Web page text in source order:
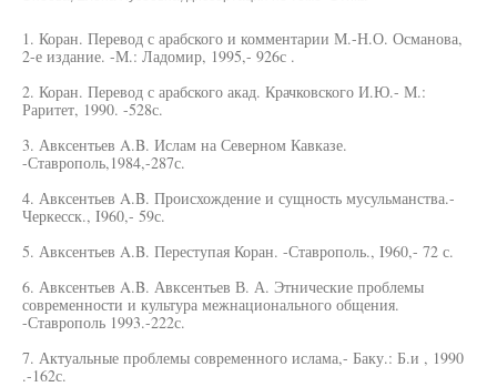
1. Коран. Перевод с арабского и комментарии М.-Н.О. Османова,
2-е издание. -М.: Ладомир, 1995,- 926с .
2. Коран. Перевод с арабского акад. Крачковского И.Ю.- М.:
Раритет, 1990. -528с.
3. Авксентьев A.B. Ислам на Северном Кавказе.
-Ставрополь,1984,-287с.
4. Авксентьев A.B. Происхождение и сущность мусульманства.-
Черкесск., I960,- 59с.
5. Авксентьев A.B. Переступая Коран. -Ставрополь., I960,- 72 с.
6. Авксентьев A.B. Авксентьев В. А. Этнические проблемы
современности и культура межнационального общения.
-Ставрополь 1993.-222с.
7. Актуальные проблемы современного ислама,- Баку.: Б.и , 1990
.-162с.